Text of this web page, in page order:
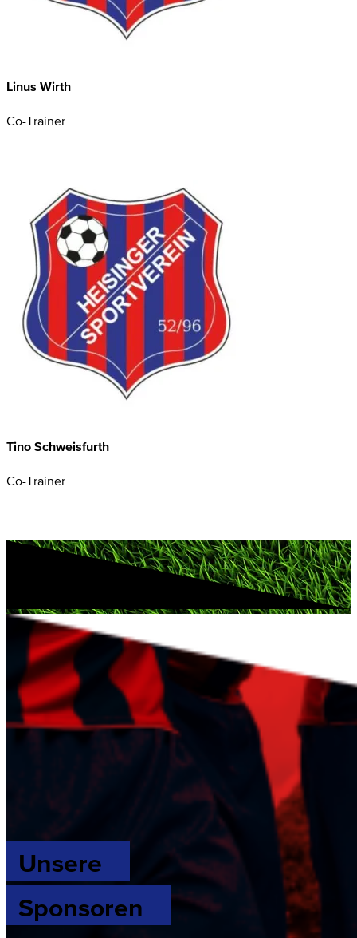
Linus Wirth
Co-Trainer
Tino Schweisfurth
Co-Trainer
Unsere
Sponsoren